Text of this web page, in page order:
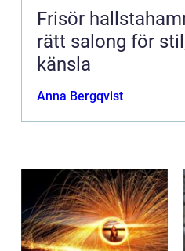
Frisör hallstahammar så
rätt salong för
känsla
Anna Bergqvist